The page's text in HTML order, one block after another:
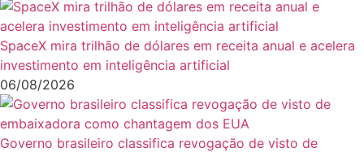
SpaceX mira trilhão de dólares em receita anual e acelera
investimento em inteligência artificial
06/08/2026
Governo brasileiro classifica revogação de visto de